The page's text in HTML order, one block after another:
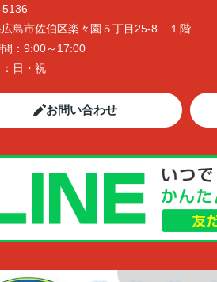
広島市佐伯区楽々園５丁目25-8 １階
： 9:00～17:00
日・祝
お問い合わせ